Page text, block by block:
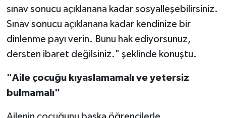
sınav sonucu açıklanana kadar sosyalleşebilirsiniz.
Sınav sonucu açıklanana kadar kendinize bir
dinlenme payı verin. Bunu hak ediyorsunuz,
dersten ibaret değilsiniz." şeklinde konuştu.
"Aile çocuğu kıyaslamamalı ve yetersiz
bulmamalı"